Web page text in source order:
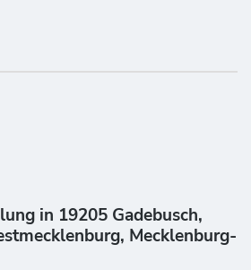
in 19205 Gadebusch,
Mecklenburg-